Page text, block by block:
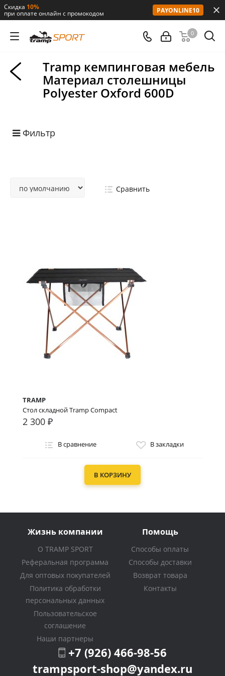
Скидка 10%
при оплате онлайн с промокодом PAYONLINE10
0
Tramp кемпинговая мебель
Материал столешницы
Polyester Oxford 600D
Фильтр
Сравнить
TRAMP
Стол складной Tramp Compact
2 300 ₽
В сравнение В закладки
В КОРЗИНУ
Жизнь компании
О TRAMP SPORT
Реферальная программа
Для оптовых покупателей
Политика обработки
персональных данных
Пользовательское
соглашение
Наши партнеры
Помощь
Способы оплаты
Способы доставки
Возврат товара
Контакты
+7 (926) 466-98-56
trampsport-shop@yandex.ru